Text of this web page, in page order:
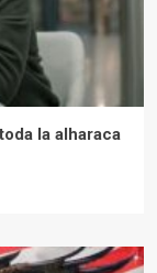
la alharaca